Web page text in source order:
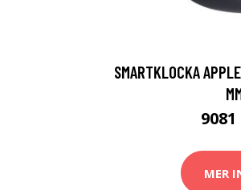
SMARTKLOCKA
9081
MER